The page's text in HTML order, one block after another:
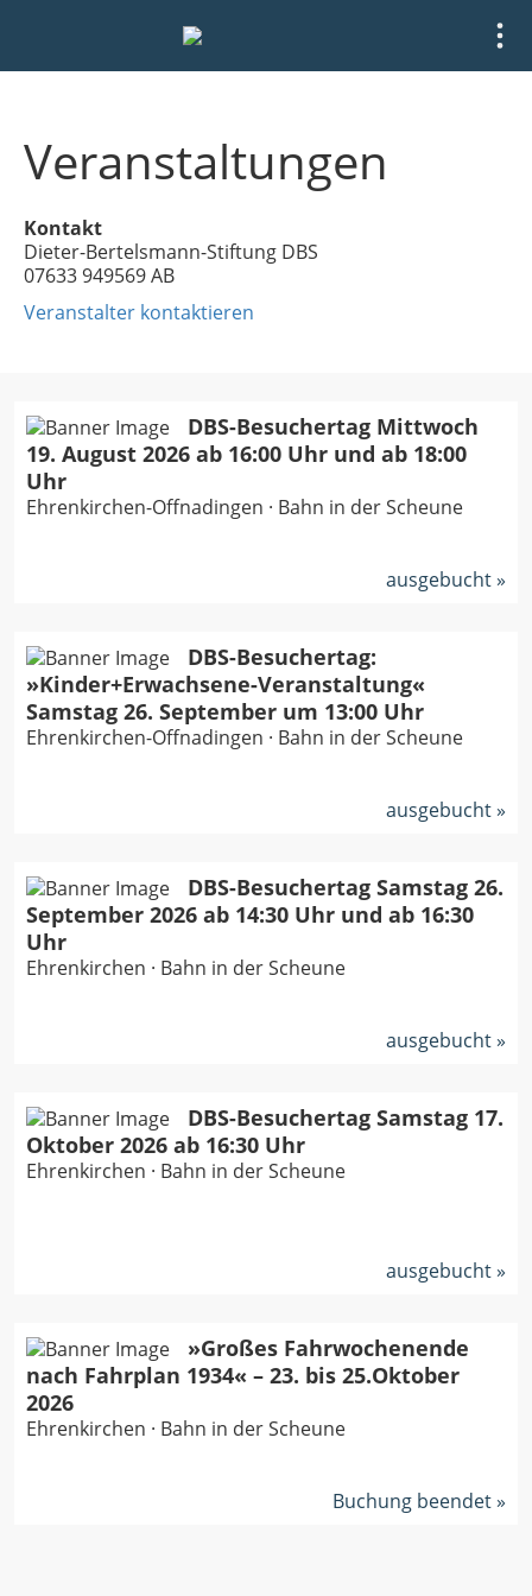
Veranstaltungen
Kontakt
Dieter-Bertelsmann-Stiftung DBS
07633 949569 AB
Veranstalter kontaktieren
DBS-Besuchertag Mittwoch
19. August 2026 ab 16:00 Uhr und ab 18:00
Uhr
Ehrenkirchen-Offnadingen · Bahn in der Scheune
ausgebucht
DBS-Besuchertag:
»Kinder+Erwachsene-Veranstaltung«
Samstag 26. September um 13:00 Uhr
Ehrenkirchen-Offnadingen · Bahn in der Scheune
ausgebucht
DBS-Besuchertag Samstag 26.
September 2026 ab 14:30 Uhr und ab 16:30
Uhr
Ehrenkirchen · Bahn in der Scheune
ausgebucht
DBS-Besuchertag Samstag 17.
Oktober 2026 ab 16:30 Uhr
Ehrenkirchen · Bahn in der Scheune
ausgebucht
»Großes Fahrwochenende
nach Fahrplan 1934« – 23. bis 25.Oktober
2026
Ehrenkirchen · Bahn in der Scheune
Buchung beendet